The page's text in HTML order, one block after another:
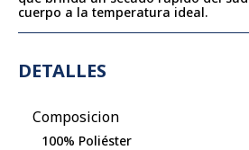
cuerpo a la temperatura ideal.
DETALLES
Composicion
100% Poliéster